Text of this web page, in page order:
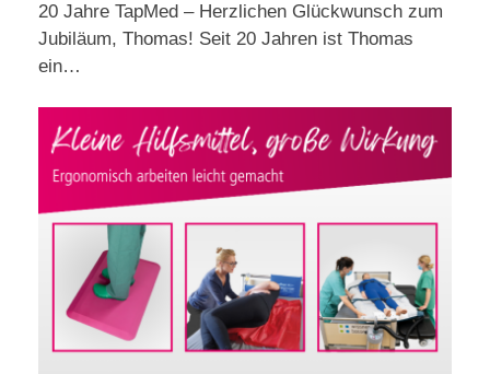
20 Jahre TapMed – Herzlichen Glückwunsch zum
Jubiläum, Thomas! Seit 20 Jahren ist Thomas
ein…